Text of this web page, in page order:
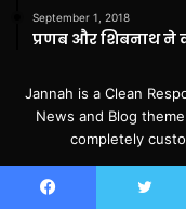
September 1, 2018
प्रणब और शिबनाथ ने
Jannah is a Clean
News and Blog
completely
Enter